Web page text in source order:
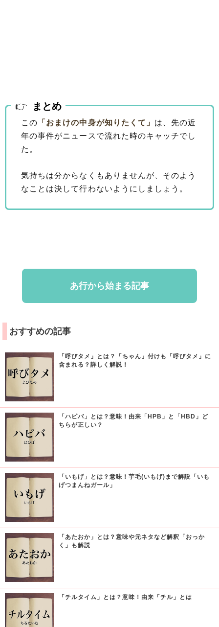
まとめ
この 「おまけの中身が知りたくて」 は、先の近
年の事件がニュースで流れた時のキャッチでし
た。
気持ちは分からなくもありませんが、そのよう
なことは決して行わないようにしましょう。
あ行から始まる記事
おすすめの記事
「呼びタメ」とは？「ちゃん」付けも「呼びタメ」に
含まれる？詳しく解説！
「ハピバ」とは？意味！由来「HPB」と「HBD」ど
ちらが正しい？
「いもげ」とは？意味！芋毛(いもげ)まで解説「いも
げつまんねガール」
「あたおか」とは？意味や元ネタなど解釈「おっか
く」も解説
「チルタイム」とは？意味！由来「チル」とは